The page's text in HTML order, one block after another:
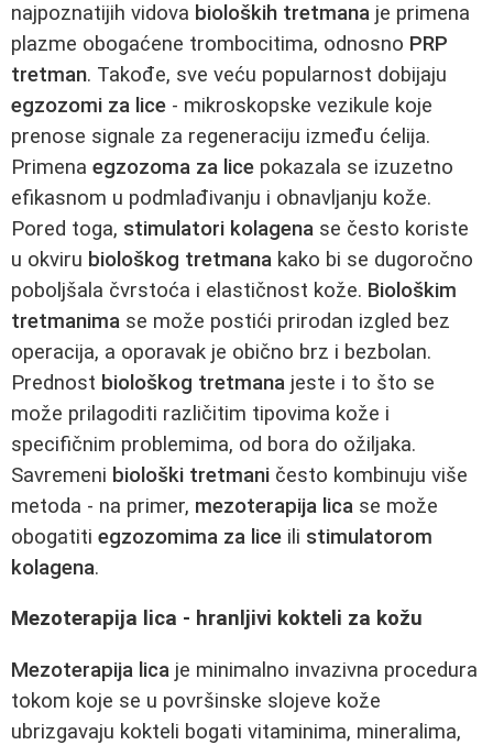
najpoznatijih vidova bioloških tretmana je primena
plazme obogaćene trombocitima, odnosno PRP
tretman. Takođe, sve veću popularnost dobijaju
egzozomi za lice - mikroskopske vezikule koje
prenose signale za regeneraciju između ćelija.
Primena egzozoma za lice pokazala se izuzetno
efikasnom u podmlađivanju i obnavljanju kože.
Pored toga, stimulatori kolagena se često koriste
u okviru biološkog tretmana kako bi se dugoročno
poboljšala čvrstoća i elastičnost kože. Biološkim
tretmanima se može postići prirodan izgled bez
operacija, a oporavak je obično brz i bezbolan.
Prednost biološkog tretmana jeste i to što se
može prilagoditi različitim tipovima kože i
specifičnim problemima, od bora do ožiljaka.
Savremeni biološki tretmani često kombinuju više
metoda - na primer, mezoterapija lica se može
obogatiti egzozomima za lice ili stimulatorom
kolagena.
Mezoterapija lica - hranljivi kokteli za kožu
Mezoterapija lica je minimalno invazivna procedura
tokom koje se u površinske slojeve kože
ubrizgavaju kokteli bogati vitaminima, mineralima,